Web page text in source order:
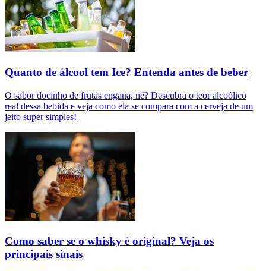
Quanto de álcool tem Ice? Entenda antes de beber
O sabor docinho de frutas engana, né? Descubra o teor alcoólico
real dessa bebida e veja como ela se compara com a cerveja de um
jeito super simples!
Como saber se o whisky é original? Veja os
principais sinais